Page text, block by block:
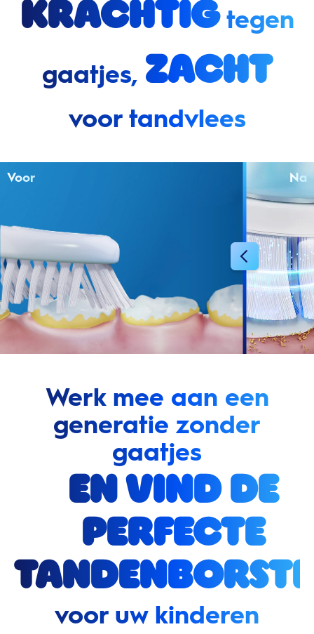
Krachtigtegen
gaatjes, zacht
voor tandvlees
Voor Na
Werk mee aan een
generatie zonder
gaatjes
en vind de
perfecte
voor uw kinderen